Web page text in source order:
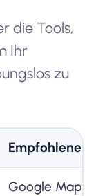
die Tools,
Ihr
zu
Empfohlene
Google Maps,